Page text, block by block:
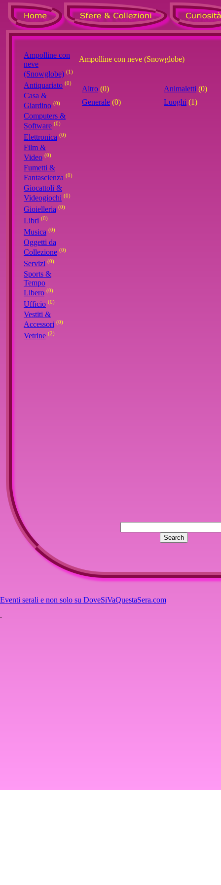
Ampolline con
neve
(Snowglobe) (1)
Antiquariato (0)
Casa &
Giardino (0)
Computers &
Software (0)
Elettronica (0)
Film &
Video (0)
Fumetti &
Fantascienza (0)
Giocattoli &
Videogiochi (0)
Gioielleria (0)
Libri (0)
Musica (0)
Oggetti da
Collezione (0)
Servizi (0)
Sports &
Tempo
Libero (0)
Ufficio (0)
Vestiti &
Accessori (0)
Vetrine (2)
Ampolline con neve (Snowglobe)
Altro (0) Animaletti (0)
Generale (0) Luoghi (1)
Eventi serali e non solo su DoveSiVaQuestaSera.com
.